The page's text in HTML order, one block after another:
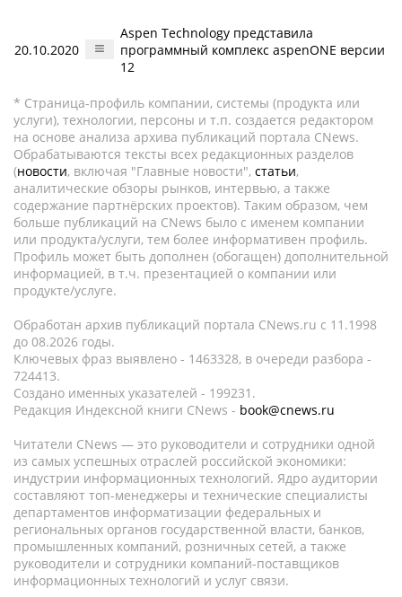
20.10.2020
Aspen Technology представила
программный комплекс aspenONE версии
12
* Страница-профиль компании, системы (продукта или
услуги), технологии, персоны и т.п. создается редактором
на основе анализа архива публикаций портала CNews.
Обрабатываются тексты всех редакционных разделов
(новости, включая "Главные новости", статьи,
аналитические обзоры рынков, интервью, а также
содержание партнёрских проектов). Таким образом, чем
больше публикаций на CNews было с именем компании
или продукта/услуги, тем более информативен профиль.
Профиль может быть дополнен (обогащен) дополнительной
информацией, в т.ч. презентацией о компании или
продукте/услуге.
Обработан архив публикаций портала CNews.ru c 11.1998
до 08.2026 годы.
Ключевых фраз выявлено - 1463328, в очереди разбора -
724413.
Создано именных указателей - 199231.
Редакция Индексной книги CNews - book@cnews.ru
Читатели CNews — это руководители и сотрудники одной
из самых успешных отраслей российской экономики:
индустрии информационных технологий. Ядро аудитории
составляют топ-менеджеры и технические специалисты
департаментов информатизации федеральных и
региональных органов государственной власти, банков,
промышленных компаний, розничных сетей, а также
руководители и сотрудники компаний-поставщиков
информационных технологий и услуг связи.